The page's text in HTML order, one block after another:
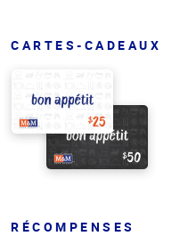
CARTES-CADEAUX
RÉCOMPENSES